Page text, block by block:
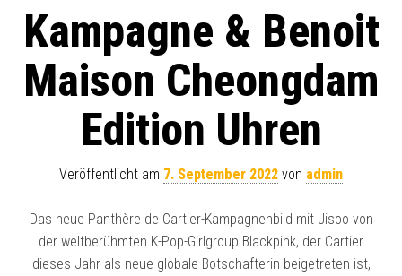
Kampagne & Benoit
Maison Cheongdam
Edition Uhren
Veröffentlicht am 7. September 2022 von admin
Das neue Panthère de Cartier-Kampagnenbild mit Jisoo von
der weltberühmten K-Pop-Girlgroup Blackpink, der Cartier
dieses Jahr als neue globale Botschafterin beigetreten ist,